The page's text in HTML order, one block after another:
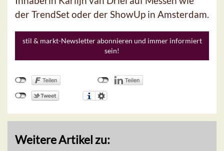
der TrendSet oder der ShowUp in Amsterdam.
stil & markt-Newsletter abonnieren und immer informiert
sein!
Weitere Artikel zu: